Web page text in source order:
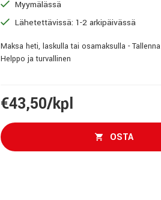
Myymälässä
Lähetettävissä: 1-2 arkipäivässä
Maksa heti, laskulla tai osamaksulla -
Helppo ja turvallinen
€43,50/kpl
OSTA